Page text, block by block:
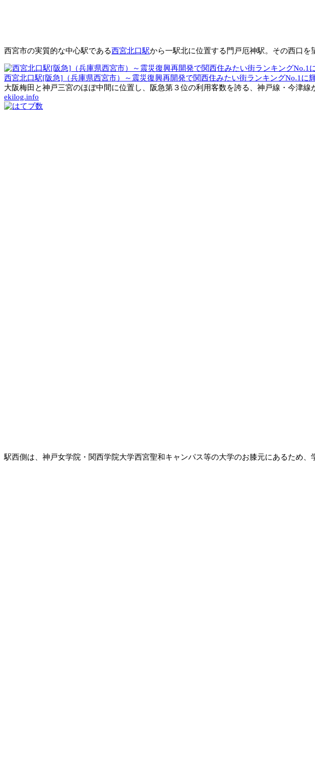
西宮市の実質的な中心駅である西宮北口駅から一駅北に位置する門戸厄神駅。その西口を
西宮北口駅[阪急]（兵庫県西宮市）～震災復興再開発で関西住みたい街ランキングNo.1に
大阪梅田と神戸三宮のほぼ中間に位置し、阪急第３位の利用客数を誇る、神戸線・今津
ekilog.info
駅西側は、神戸女学院・関西学院大学西宮聖和キャンパス等の大学のお膝元にあるため、